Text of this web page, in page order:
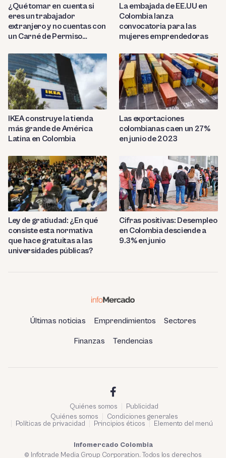
¿Qué tomar en cuenta si
eres un trabajador
extranjero y no cuentas con
un Carné de Permiso
(CPP)?
La embajada de EE.UU en
Colombia lanza
convocatoria para las
mujeres emprendedoras
IKEA construye la tienda
más grande de América
Latina en Colombia
Las exportaciones
colombianas caen un 27%
en junio de 2023
Ley de gratiudad: ¿En qué
consiste esta normativa
que hace gratuitas a las
universidades públicas?
Cifras positivas: Desempleo
en Colombia desciende a
9.3% en junio
Últimas noticias Emprendimientos Sectores
Finanzas Tendencias
Quiénes somos
Publicidad
Quiénes somos
Condiciones generales
Políticas de privacidad
Principios éticos Elemento del menú
Infomercado Colombia
© Infotrade Media Group Corporation. Todos los derechos